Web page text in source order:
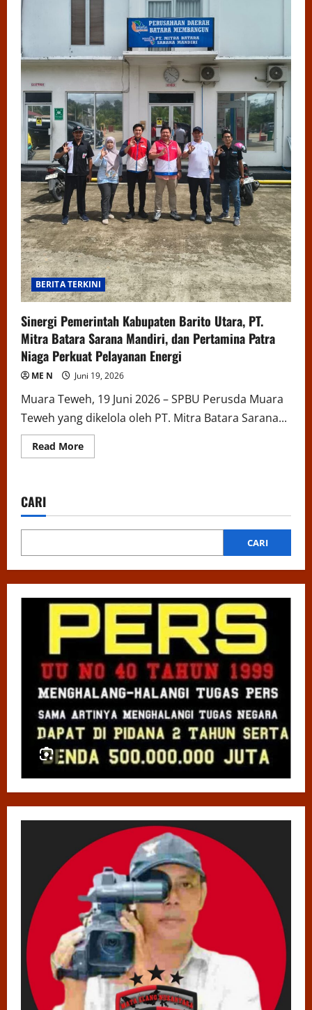
BERITA TERKINI
Sinergi Pemerintah Kabupaten Barito Utara, PT.
Mitra Batara Sarana Mandiri, dan Pertamina Patra
Niaga Perkuat Pelayanan Energi
ME N Juni 19, 2026
Muara Teweh, 19 Juni 2026 – SPBU Perusda Muara
Teweh yang dikelola oleh PT. Mitra Batara Sarana...
Read MoreRead
more
Utara,
Mitra
Sarana
dan
Pertamina
Niaga
Perkuat
Pelayanan
Energi
CARI
CARI